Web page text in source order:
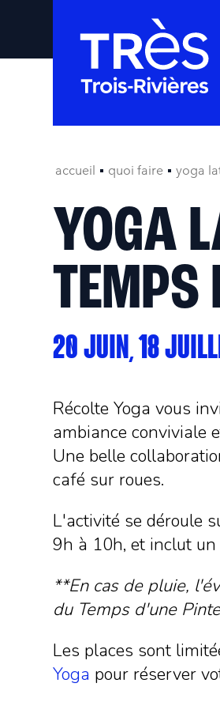
accueil quoi faire yoga
YOGA
TEMPS
20 JUIN, 18
Récolte Yoga vous
ambiance conviviale
Une belle
café sur roues.
L'activité se déroule
9h à 10h, et inclut
**En cas de pluie,
du Temps d'une
Les places sont
Yoga pour réserver